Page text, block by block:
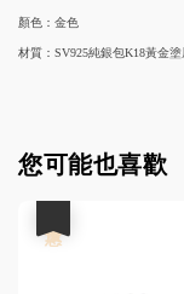
顏色：金色
材質：SV925純銀包K18黃金
您可能也喜歡